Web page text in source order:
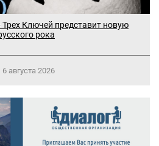
Трех Ключей представит новую
рока
6 августа 2026